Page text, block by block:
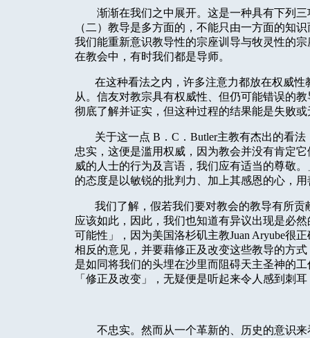
渐渐在我们之中展开。这是一种具有下列
（二）教导是多方面的，不能只由一方面的知
我们能重新意识教导性的宗座训导与牧灵性的
在教会中，有时我们都是导师。
在这种看法之内，许多注意力都放在权威
从。信友对教宗具有权威性、但仍可能错误的
彻底了解并证实，但这种过程的结果能是失败
关于这一点 B ． C ． Butler主教有杰出的看法
忠实，这便是滥用权威，因为教会并没有肯定
威的人士的行为及言语，我们应有适当的尊敬。
的态度是以敏锐的批判力、加上其感恩的心，
我们了解，假若我们要对教会的教导有所
应该如此，因此，我们也知道有异议出现是必
可能性」，因为美国洛杉矶主教Juan Aryube很正
相反的意见，并要藉修正及改变这些教导的方
是如同将我们的头埋在沙里而阻碍天主圣神的
「修正及改变」，无疑便是听起来令人感到刺
不忠实。然而从一个革新的、历史的意识